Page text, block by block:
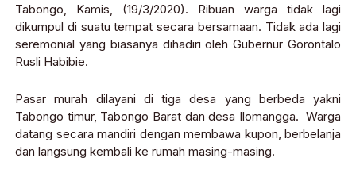
Tabongo, Kamis, (19/3/2020). Ribuan warga tidak lagi
dikumpul di suatu tempat secara bersamaan. Tidak ada lagi
seremonial yang biasanya dihadiri oleh Gubernur Gorontalo
Rusli Habibie.
Pasar murah dilayani di tiga desa yang berbeda yakni
Tabongo timur, Tabongo Barat dan desa Ilomangga. Warga
datang secara mandiri dengan membawa kupon, berbelanja
dan langsung kembali ke rumah masing-masing.